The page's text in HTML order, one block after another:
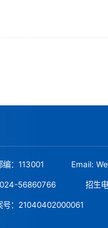
编：113001 Email:
024-56860766 招生
： 21040402000061